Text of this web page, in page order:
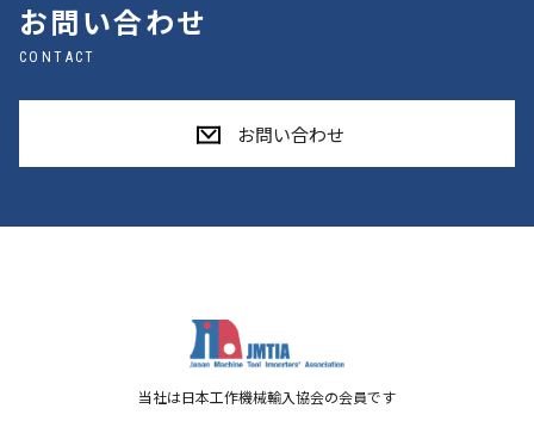
お問い合わせ
CONTACT
お問い合わせ
当社は日本工作機械輸入協会の会員です